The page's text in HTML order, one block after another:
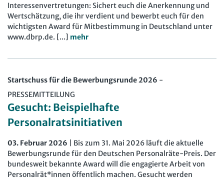
Interessenvertretungen: Sichert euch die Anerkennung und
Wertschätzung, die ihr verdient und bewerbt euch für den
wichtigsten Award für Mitbestimmung in Deutschland unter
www.dbrp.de. [...] mehr
Startschuss für die Bewerbungsrunde 2026 -
PRESSEMITTEILUNG
Gesucht: Beispielhafte
Personalratsinitiativen
03. Februar 2026 | Bis zum 31. Mai 2026 läuft die aktuelle
Bewerbungsrunde für den Deutschen Personalräte-Preis. Der
bundesweit bekannte Award will die engagierte Arbeit von
Personalrät*innen öffentlich machen. Gesucht werden